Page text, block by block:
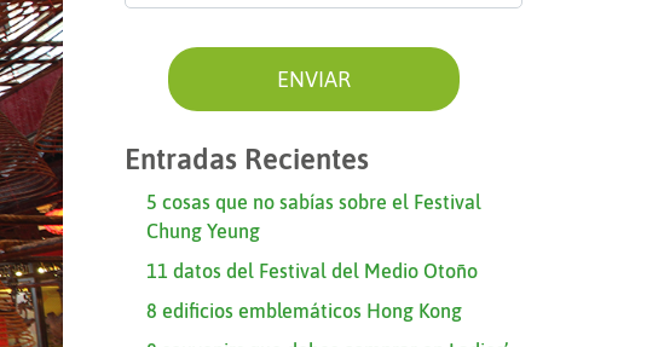
Entradas Recientes
5 cosas que no sabías sobre el Festival
Chung Yeung
11 datos del Festival del Medio Otoño
8 edificios emblemáticos Hong Kong